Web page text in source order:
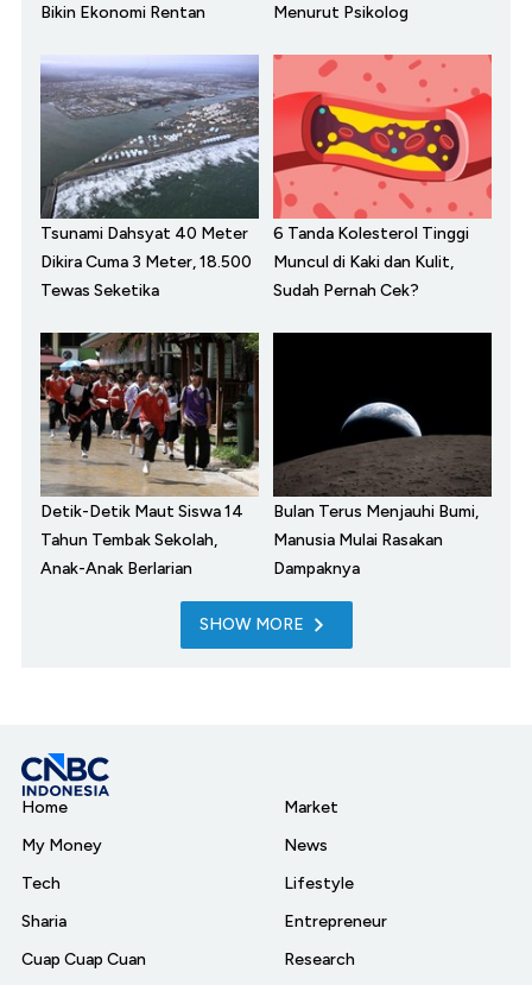
Bikin Ekonomi Rentan
Menurut Psikolog
Tsunami Dahsyat 40 Meter
Dikira Cuma 3 Meter, 18.500
Tewas Seketika
6 Tanda Kolesterol Tinggi
Muncul di Kaki dan Kulit,
Sudah Pernah Cek?
Detik-Detik Maut Siswa 14
Tahun Tembak Sekolah,
Anak-Anak Berlarian
Bulan Terus Menjauhi Bumi,
Manusia Mulai Rasakan
Dampaknya
SHOW MORE
Home
My Money
Tech
Sharia
Cuap Cuap Cuan
Market
News
Lifestyle
Entrepreneur
Research